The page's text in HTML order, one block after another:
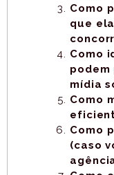
Como
que
Como
podem
mídia
Como
Como
(caso